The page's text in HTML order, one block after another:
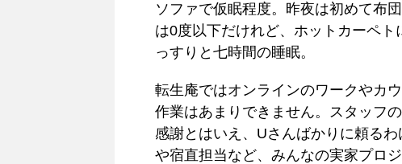
ソファで仮眠程度。昨夜は初めて布
は0度以下だけれど、ホットカーペ
っすりと七時間の睡眠。
転生庵ではオンラインのワークやカ
作業はあまりできません。スタッフ
感謝とはいえ、Uさんばかりに頼る
や宿直担当など、みんなの実家プロ